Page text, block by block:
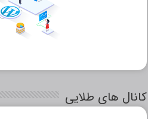
کانال های طلایی